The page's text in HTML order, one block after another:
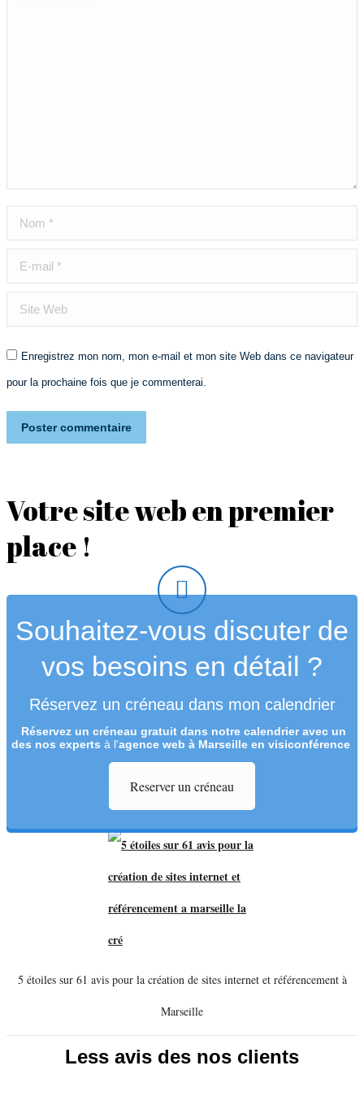
Nom *
E-mail *
Site Web
Enregistrez mon nom, mon e-mail et mon site Web dans ce navigateur
pour la prochaine fois que je commenterai.
Poster commentaire
Votre site web en premier
place !
Souhaitez-vous discuter de
vos besoins en détail ?
Réservez un créneau dans mon calendrier
Réservez un créneau gratuit dans notre calendrier avec un
des nos experts à l'agence web à Marseille en visiconférence
Reserver un créneau
5 étoiles sur 61 avis pour la création de sites internet et référencement à
Marseille
Less avis des nos clients